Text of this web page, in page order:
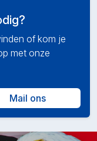
of kom je
met onze
Mail ons